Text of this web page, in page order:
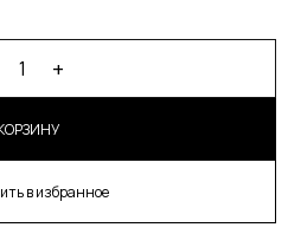
1 +
в избранное